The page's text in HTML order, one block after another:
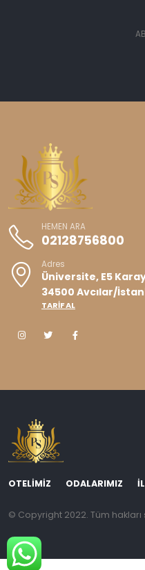
HEMEN ARA
02128756800
Adres
Üniversite, E5
34500 Avcılar/
TARİF AL
OTELIMIZ ODALARIMIZ
© Copyright 2022. Tüm hakları